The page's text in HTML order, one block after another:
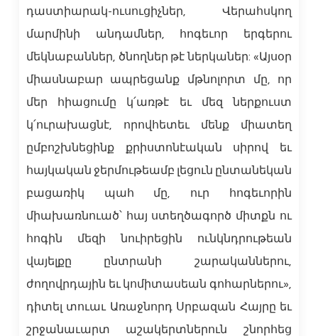
դաստիարակ-ուսուցիչներ, Վերահսկող
մարմինի անդամներ, հոգեւոր երգերու
մեկնաբաններ, ծնողներ թէ ներկաներ: «Այսօր
միասնաբար ապրեցանք մթնոլորտ մը, որ
մեր հիացումը կ՛առթէ եւ մեզ ներքուստ
կ՛ուրախացնէ, որովհետեւ մենք միատեղ
ըմբոշխնեցինք քրիստոնէական սիրով եւ
հայկական ջերմութեամբ լեցուն ընտանեկան
բացառիկ պահ մը, ուր հոգեւորին
միախառնուած՝ հայ ստեղծագործ միտքն ու
հոգին մեզի նուիրեցին ունկնդրութեան
վայելքը ընտրանի շարականներու,
ժողովրդային եւ կոմիտասեան գոհարներու»,
դիտել տուաւ Առաջնորդ Սրբազան Հայրը եւ
շրջանաւարտ աշակերտներուն շնորհեց